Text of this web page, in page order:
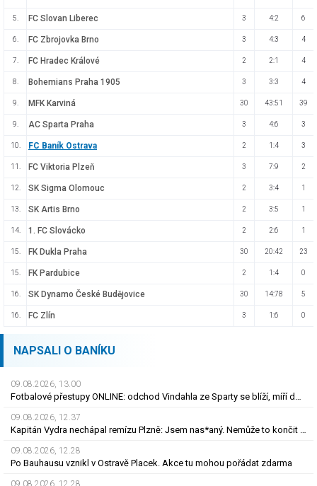
5. FC Slovan Liberec 3 4:2 6
6. FC Zbrojovka Brno 3 4:3 4
7. FC Hradec Králové 2 2:1 4
8. Bohemians Praha 1905 3 3:3 4
9. MFK Karviná 30 43:51 39
9. AC Sparta Praha 3 4:6 3
10. FC Baník Ostrava 2 1:4 3
11. FC Viktoria Plzeň 3 7:9 2
12. SK Sigma Olomouc 2 3:4 1
13. SK Artis Brno 2 3:5 1
14. 1. FC Slovácko 2 2:6 1
15. FK Dukla Praha 30 20:42 23
15. FK Pardubice 2 1:4 0
16. SK Dynamo České Budějovice 30 14:78 5
16. FC Zlín 3 1:6 0
NAPSALI O BANÍKU
09.08.2026, 13.00
Fotbalové přestupy ONLINE: odchod Vindahla ze Sparty se blíží, míří do druhé italské ligy
09.08.2026, 12.37
Kapitán Vydra nechápal remízu Plzně: Jsem nas*aný. Nemůže to končit jako házená
09.08.2026, 12.28
Po Bauhausu vznikl v Ostravě Placek. Akce tu mohou pořádat zdarma
09.08.2026, 12.28